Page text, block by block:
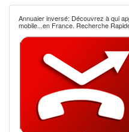
Annuaier inversé: Découvrez à qui
mobile...en France. Recherche